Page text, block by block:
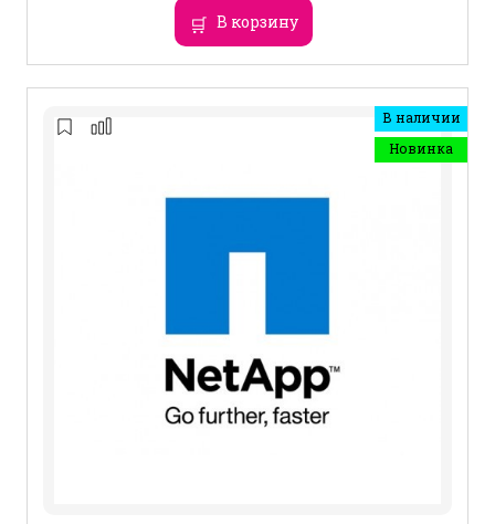
В корзину
В наличии
Новинка